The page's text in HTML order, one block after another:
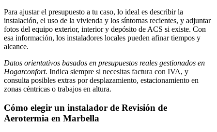
Para ajustar el presupuesto a tu caso, lo ideal es describir la
instalación, el uso de la vivienda y los síntomas recientes, y adjuntar
fotos del equipo exterior, interior y depósito de ACS si existe. Con
esa información, los instaladores locales pueden afinar tiempos y
alcance.
Datos orientativos basados en presupuestos reales gestionados en
Hogarconfort. Indica siempre si necesitas factura con IVA, y
consulta posibles extras por desplazamiento, estacionamiento en
zonas céntricas o trabajos en altura.
Cómo elegir un instalador de Revisión de
Aerotermia en Marbella